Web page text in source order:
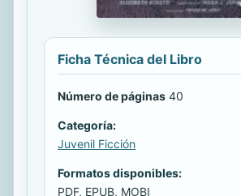
Ficha Técnica del Libro
Número de páginas 40
Categoría:
Juvenil Ficción
Formatos disponibles:
PDF, EPUB, MOBI